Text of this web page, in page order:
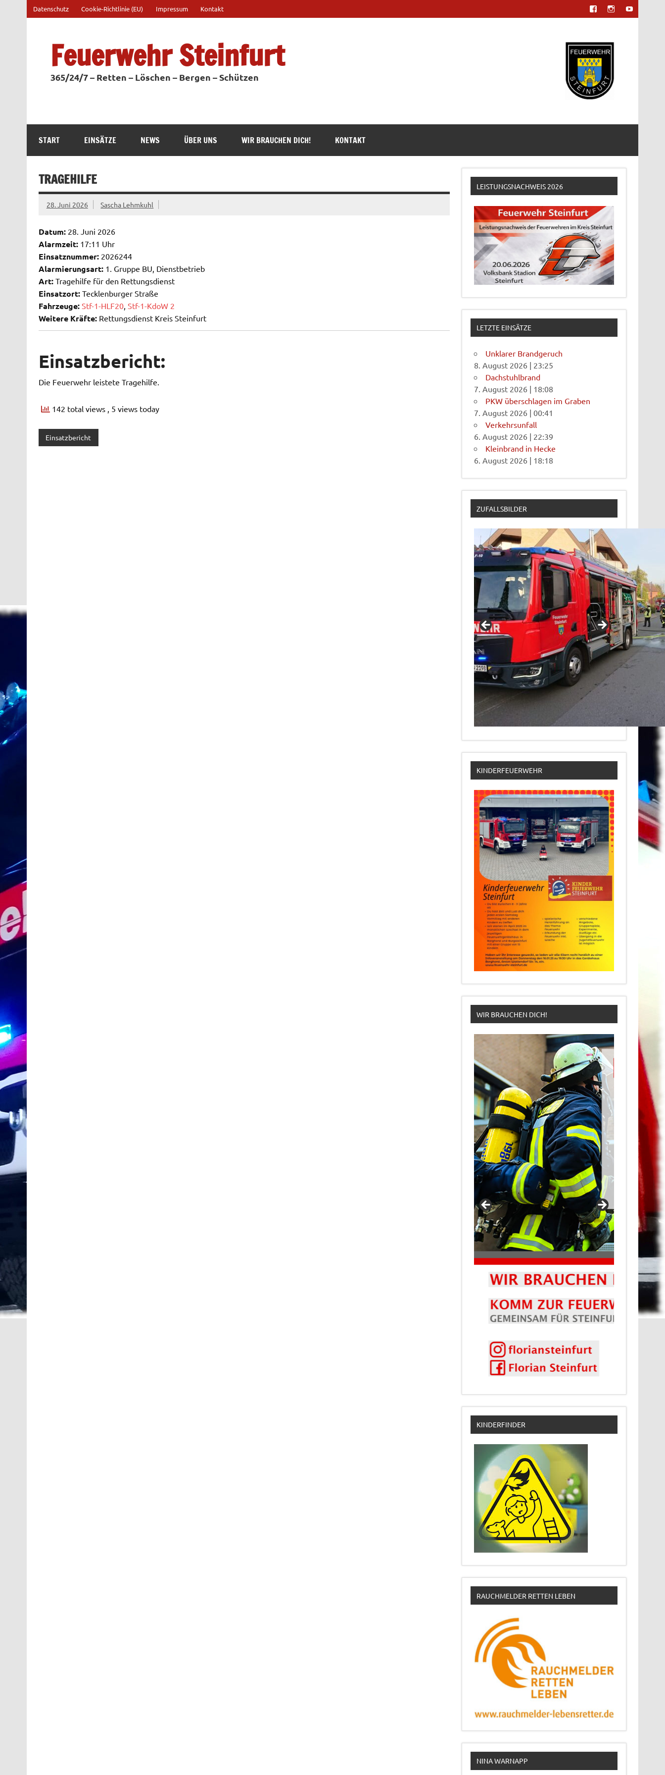
springen
Datenschutz Cookie-Richtlinie (EU) Impressum Kontakt
Feuerwehr Steinfurt
365/24/7 – Retten – Löschen – Bergen – Schützen
START EINSÄTZE NEWS ÜBER UNS WIR BRAUCHEN DICH! KONTAKT
TRAGEHILFE
28. Juni 2026 Sascha Lehmkuhl
Datum:28. Juni 2026
Alarmzeit:17:11 Uhr
Einsatznummer:2026244
Alarmierungsart:1. Gruppe BU, Dienstbetrieb
Art:Tragehilfe für den Rettungsdienst
Einsatzort:Tecklenburger Straße
Fahrzeuge: Stf-1-HLF20, Stf-1-KdoW 2
Weitere Kräfte:Rettungsdienst Kreis Steinfurt
Einsatzbericht:
Die Feuerwehr leistete Tragehilfe.
142 total views , 5 views today
Einsatzbericht
LEISTUNGSNACHWEIS 2026
LETZTE EINSÄTZE
Unklarer Brandgeruch
8. August 2026 | 23:25
Dachstuhlbrand
7. August 2026 | 18:08
PKW überschlagen im Graben
7. August 2026 |00:41
Verkehrsunfall
6. August 2026 | 22:39
Kleinbrand in Hecke
6. August 2026 | 18:18
ZUFALLSBILDER
KINDERFEUERWEHR
WIR BRAUCHEN DICH!
KINDERFINDER
RAUCHMELDER RETTEN LEBEN
NINA WARNAPP